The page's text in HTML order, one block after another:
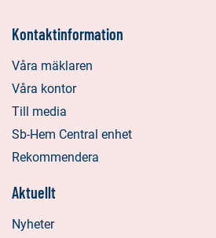
Kontaktinformation
Våra mäklaren
Våra kontor
Till media
Sb-Hem Central enhet
Rekommendera
Aktuellt
Nyheter